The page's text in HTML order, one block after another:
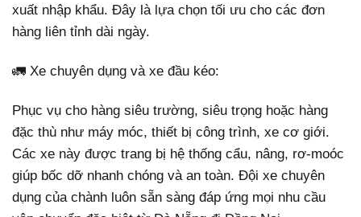
xuất nhập khẩu. Đây là lựa chọn tối ưu cho các đơn
hàng liên tỉnh dài ngày.
🚛 Xe chuyên dụng và xe đầu kéo:
Phục vụ cho hàng siêu trường, siêu trọng hoặc hàng
đặc thù như máy móc, thiết bị công trình, xe cơ giới.
Các xe này được trang bị hệ thống cẩu, nâng, rơ-moóc
giúp bốc dỡ nhanh chóng và an toàn. Đội xe chuyên
dụng của chành luôn sẵn sàng đáp ứng mọi nhu cầu